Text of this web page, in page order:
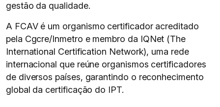
gestão da qualidade.
A FCAV é um organismo certificador acreditado
pela Cgcre/Inmetro e membro da IQNet (The
International Certification Network), uma rede
internacional que reúne organismos certificadores
de diversos países, garantindo o reconhecimento
global da certificação do IPT.